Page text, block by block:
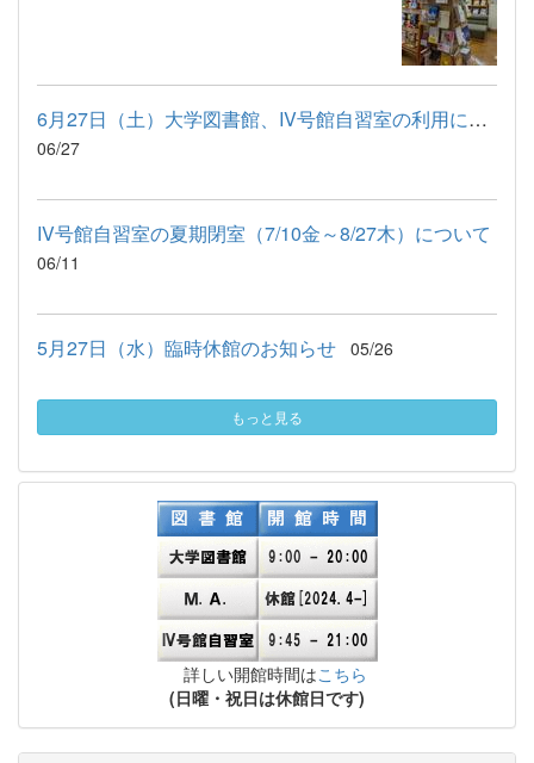
6月27日（土）大学図書館、IV号館自習室の利用について
06/27
IV号館自習室の夏期閉室（7/10金～8/27木）について
06/11
5月27日（水）臨時休館のお知らせ 05/26
もっと見る
詳しい開館時間はこちら
(日曜・祝日は休館日です)